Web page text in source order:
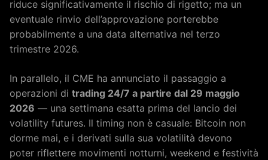
riduce significativamente il rischio di rigetto; ma un
eventuale rinvio dell’approvazione porterebbe
probabilmente a una data alternativa nel terzo
trimestre 2026.
In parallelo, il CME ha annunciato il passaggio a
operazioni di trading 24/7 a partire dal 29 maggio
2026 — una settimana esatta prima del lancio dei
volatility futures. Il timing non è casuale: Bitcoin non
dorme mai, e i derivati sulla sua volatilità devono
poter riflettere movimenti notturni, weekend e festività